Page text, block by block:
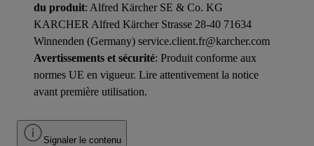
du produit: Alfred Kärcher SE & Co. KG
KARCHER Alfred Kärcher Strasse 28-40 71634
Winnenden (Germany) service.client.fr@karcher.com
Avertissements et sécurité: Produit conforme aux
normes UE en vigueur. Lire attentivement la notice
avant première utilisation.
Signaler le contenu